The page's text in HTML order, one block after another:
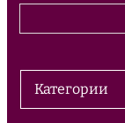
о
к
Категории